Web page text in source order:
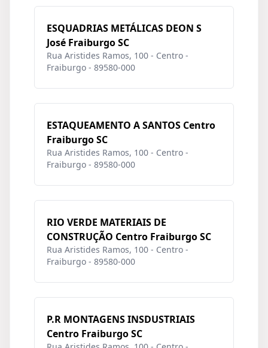
ESQUADRIAS METÁLICAS DEON S
José Fraiburgo SC
Rua Aristides Ramos, 100 - Centro -
Fraiburgo - 89580-000
ESTAQUEAMENTO A SANTOS Centro
Fraiburgo SC
Rua Aristides Ramos, 100 - Centro -
Fraiburgo - 89580-000
RIO VERDE MATERIAIS DE
CONSTRUÇÃO Centro Fraiburgo SC
Rua Aristides Ramos, 100 - Centro -
Fraiburgo - 89580-000
P.R MONTAGENS INSDUSTRIAIS
Centro Fraiburgo SC